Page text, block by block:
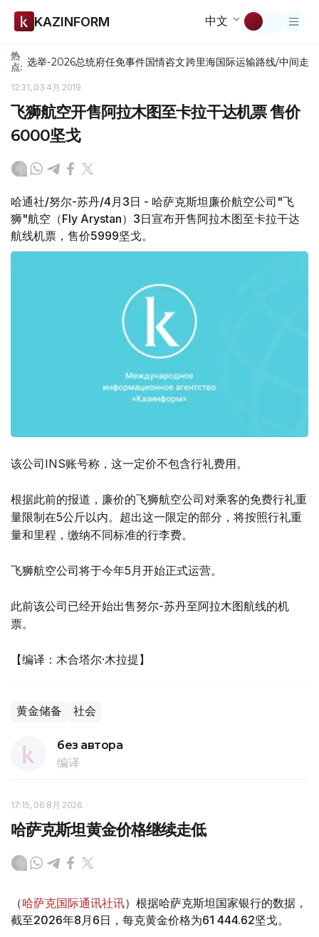
KAZINFORM 中文
热
点: 选举-2026总统府任免事件国情咨文跨里海国际运输路线/中间走廊
12:31, 03 4月 2019
飞狮航空开售阿拉木图至卡拉干达机票 售价
6000坚戈
哈通社/努尔-苏丹/4月3日 - 哈萨克斯坦廉价航空公司"飞
狮"航空（Fly Arystan）3日宣布开售阿拉木图至卡拉干达
航线机票，售价5999坚戈。
该公司INS账号称，这一定价不包含行礼费用。
根据此前的报道，廉价的飞狮航空公司对乘客的免费行礼重
量限制在5公斤以内。超出这一限定的部分，将按照行礼重
量和里程，缴纳不同标准的行李费。
飞狮航空公司将于今年5月开始正式运营。
此前该公司已经开始出售努尔-苏丹至阿拉木图航线的机
票。
【编译：木合塔尔·木拉提】
黄金储备 社会
без автора
编译
17:15, 06 8月 2026
哈萨克斯坦黄金价格继续走低
（哈萨克国际通讯社讯）根据哈萨克斯坦国家银行的数据，
截至2026年8月6日，每克黄金价格为61 444.62坚戈。